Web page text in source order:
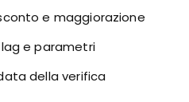
e maggiorazione
e parametri
della verifica